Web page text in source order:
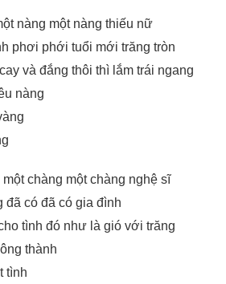
nàng một nàng thiếu nữ
phơi phới tuổi mới trăng tròn
và đắng thôi thì lắm trái ngang
nàng
chàng một chàng nghệ sĩ
có đã có gia đình
tình đó như là gió với trăng
thành
tình